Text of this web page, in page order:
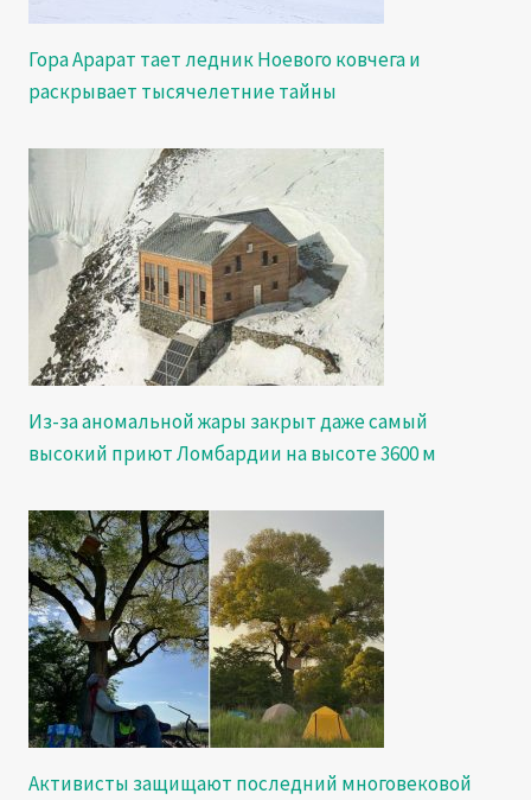
Гора Арарат тает ледник Ноевого ковчега и
раскрывает тысячелетние тайны
Из-за аномальной жары закрыт даже самый
высокий приют Ломбардии на высоте 3600 м
Активисты защищают последний многовековой